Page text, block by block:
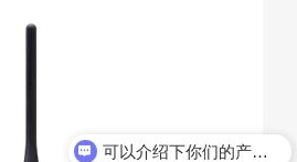
可以介绍下你们的产品么？